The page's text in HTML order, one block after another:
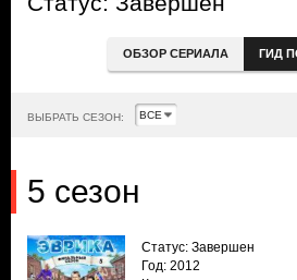
ОБЗОР СЕРИАЛА ГИД
ВЫБРАТЬ СЕЗОН:
5 сезон
Статус: Завершен
Год: 2012